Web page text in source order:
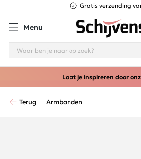
Gratis verzending
Menu
Laat je inspireren door
Terug Armbanden